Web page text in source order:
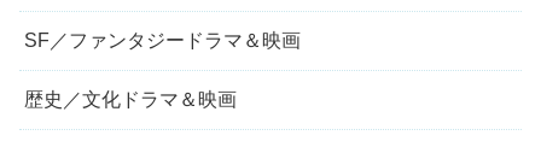
SF／ファンタジードラマ＆映画
歴史／文化ドラマ＆映画